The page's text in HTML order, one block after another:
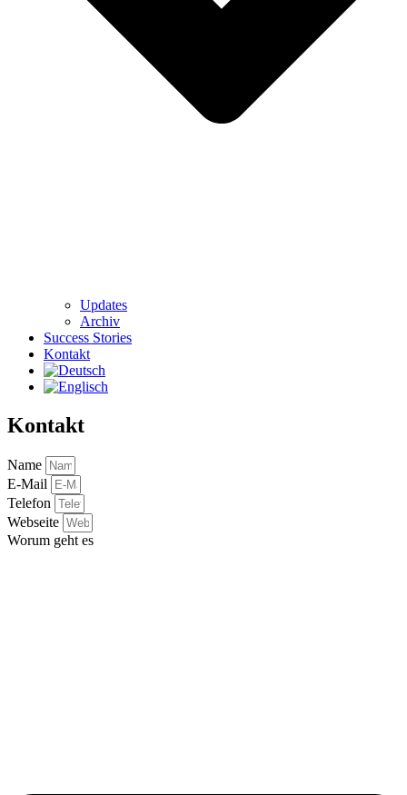
Updates
Archiv
Success Stories
Kontakt
Kontakt
Name
E-Mail
Telefon
Webseite
Worum geht es